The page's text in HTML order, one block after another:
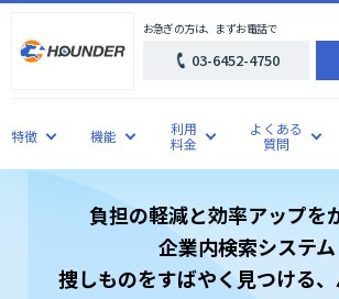
特徴 機能
利用
料金
よくある
質問
お急ぎの方は、まずお電話で
03-6452-4750
負担の軽減と効率アップを
企業内検索システム
捜しものをすばやく見つける